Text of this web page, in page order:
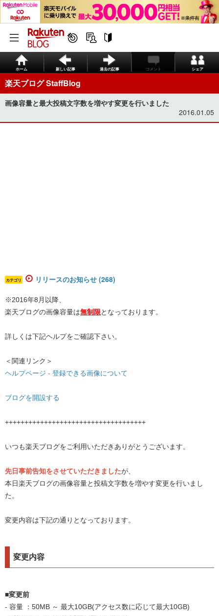
ホーム 新しい記事 過去の記事 コメント シェア
楽天ブログ StaffBlog
画像容量と最大投稿文字数を増やす変更を行いました
2016.01.05
カテゴリ リリースのお知らせ (268)
※2016年8月以降、
楽天ブログの画像容量は無制限となっております。
詳しくは下記ヘルプをご確認下さい。
＜関連リンク＞
ヘルプページ - 登録できる画像について
ブログを開設する
++++++++++++++++++++++++++++++++++++
いつも楽天ブログをご利用いただきありがとうございます。
先日事前告知をさせていただきましたが、
本日楽天ブログの画像容量と投稿文字数を増やす変更を行いまし
た。
変更内容は下記の通りとなっております。
変更内容
■変更前
- 容量 ：50MB ～ 最大10GB(アクセス数に応じて最大10GB)